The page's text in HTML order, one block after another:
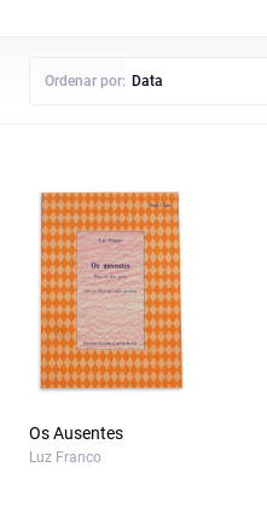
Ordenar por: Data
Os Ausentes
Luz Franco